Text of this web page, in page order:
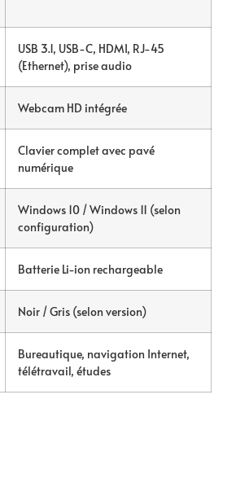
USB 3.1, USB-C, HDMI, RJ-45
(Ethernet), prise audio
Webcam HD intégrée
Clavier complet avec pavé
numérique
Windows 10 / Windows 11 (selon
configuration)
Batterie Li-ion rechargeable
Noir / Gris (selon version)
Bureautique, navigation Internet,
télétravail, études